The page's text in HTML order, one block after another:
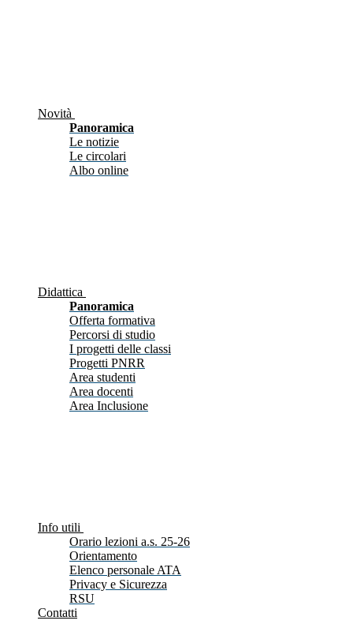
Novità
Panoramica
Le notizie
Le circolari
Albo online
Didattica
Panoramica
Offerta formativa
Percorsi di studio
I progetti delle classi
Progetti PNRR
Area studenti
Area docenti
Area Inclusione
Info utili
Orario lezioni a.s. 25-26
Orientamento
Elenco personale ATA
Privacy e Sicurezza
RSU
Contatti